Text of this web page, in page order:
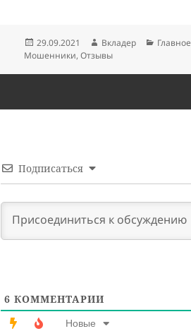
Опубликовано
29.09.2021 Автор
Вкладер Рубрики
Главное
Мошенники,Отзывы
Подписаться
6 КОММЕНТАРИИ
Новые